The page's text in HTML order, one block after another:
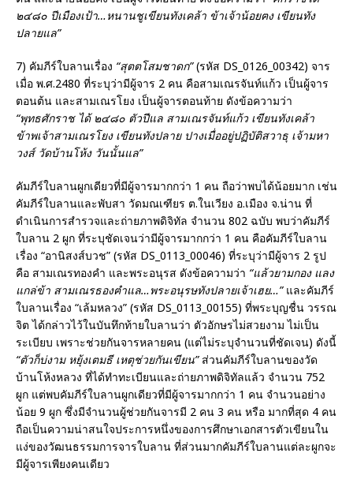
๒๔๘๐ ปีเมืองเป้า…หนานชูเขียนทังเคล้า ข้าเจ้าน้อยฅง เขียนทัง
ปลายแล”
7) คัมภีร์ใบลานเรื่อง “สุตตโสมชาดก”(รหัส DS_0126_00342) จาร
เมื่อ พ.ศ.2480 ที่ระบุว่ามีผู้จาร 2 คน คือสามเณรจันท์แก้ว เป็นผู้จาร
ตอนต้น และสามเณรโยง เป็นผู้จารตอนท้าย ดังข้อความว่า
“พุทธศักราช ได้ ๒๔๘๐ ตัวปีแล สามเณรจันท์แก้ว เขียนทังเคล้า
ข้าพเจ้าสามเณรโยง เขียนทังปลาย ปางเมื่ออยู่ปฏิบัติสวาธุ เจ้ามหา
วงส์ วัดบ้านโห้ง วันนั้นแล”
คัมภีร์ใบลานผูกเดียวที่มีผู้จารมากกว่า 1 คน ถือว่าพบได้น้อยมาก เช่น
คัมภีร์ใบลานและพับสา วัดมณเฑียร ต.ในเวียง อ.เมือง จ.น่าน ที่
ดำเนินการสำรวจและถ่ายภาพดิจิทัล จำนวน 802 ฉบับ พบว่าคัมภีร์
ใบลาน 2 ผูก ที่ระบุชัดเจนว่ามีผู้จารมากกว่า 1 คน คือคัมภีร์ใบลาน
เรื่อง “อานิสงส์บวช” (รหัส DS_0113_00046) ที่ระบุว่ามีผู้จาร 2 รูป
คือ สามเณรทองคำ และพระอนุรส ดังข้อความว่า “แล้วยามกอง แลง
แกล่ข้า สามเณรธองฅำแล…พระอนุรษทังปลายเจ้าเฮย…”และคัมภีร์
ใบลานเรื่อง “เล้มหลวง” (รหัส DS_0113_00155) ที่พระบุญชื่น วรรณ
จิต ได้กล่าวไว้ในบันทึกท้ายใบลานว่า ตัวอักษรไม่สวยงาม ไม่เป็น
ระเบียบ เพราะช่วยกันจารหลายคน (แต่ไม่ระบุจำนวนที่ชัดเจน) ดังนี้
“ตัวก็บ่งาม หยุ้งเตมธี เหตุช่วยกันเขียน” ส่วนคัมภีร์ใบลานของวัด
บ้านโห้งหลวง ที่ได้ทำทะเบียนและถ่ายภาพดิจิทัลแล้ว จำนวน 752
ผูก แต่พบคัมภีร์ใบลานผูกเดียวที่มีผู้จารมากกว่า 1 คน จำนวนอย่าง
น้อย 9 ผูก ซึ่งมีจำนวนผู้ช่วยกันจารมี 2 คน 3 คน หรือ มากที่สุด 4 คน
ถือเป็นความน่าสนใจประการหนึ่งของการศึกษาเอกสารตัวเขียนใน
แง่ของวัฒนธรรมการจารใบลาน ที่ส่วนมากคัมภีร์ใบลานแต่ละผูกจะ
มีผู้จารเพียงคนเดียว